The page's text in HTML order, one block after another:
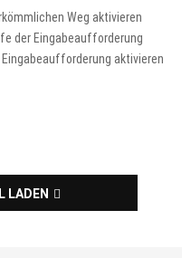
Weg aktivieren
der Eingabeaufforderung
aktivieren
LADEN